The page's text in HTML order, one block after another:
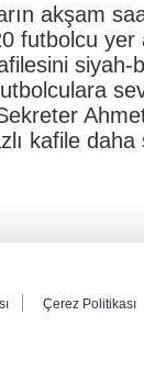
akşam
futbolcu yer
kafile
Çerez Politikası